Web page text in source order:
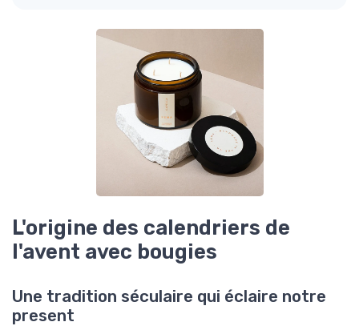
L'origine des calendriers de
l'avent avec bougies
Une tradition séculaire qui éclaire notre
present